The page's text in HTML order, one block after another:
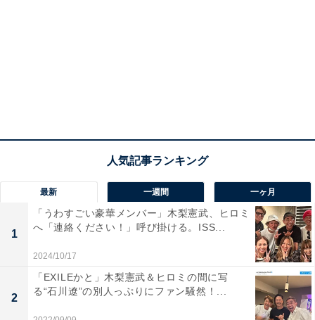
最新 一週間 一ヶ月
1
「うわすごい豪華メンバー」木梨憲武、ヒロミ
へ「連絡ください！」呼び掛ける。ISS...
2024/10/17
2
「EXILEかと」木梨憲武＆ヒロミの間に写
る“石川遼”の別人っぷりにファン騒然！...